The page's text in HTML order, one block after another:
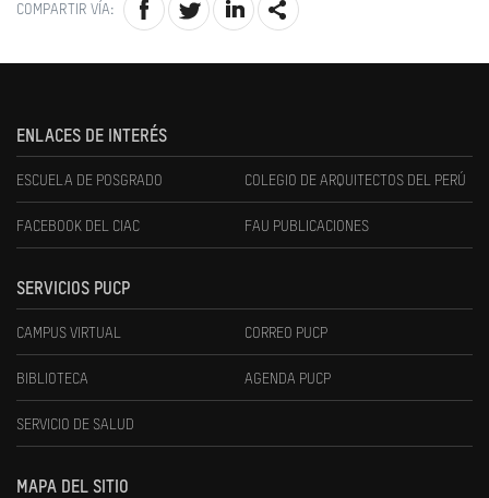
COMPARTIR VÍA:
ENLACES DE INTERÉS
ESCUELA DE POSGRADO COLEGIO DE ARQUITECTOS DEL PERÚ
FACEBOOK DEL CIAC FAU PUBLICACIONES
SERVICIOS PUCP
CAMPUS VIRTUAL CORREO PUCP
BIBLIOTECA AGENDA PUCP
SERVICIO DE SALUD
MAPA DEL SITIO